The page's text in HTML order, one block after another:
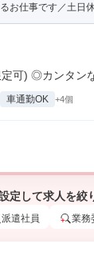
お仕事です／土日
可) ◎カンタン
車通勤OK +4個
定して求人を絞
派遣社員 業務